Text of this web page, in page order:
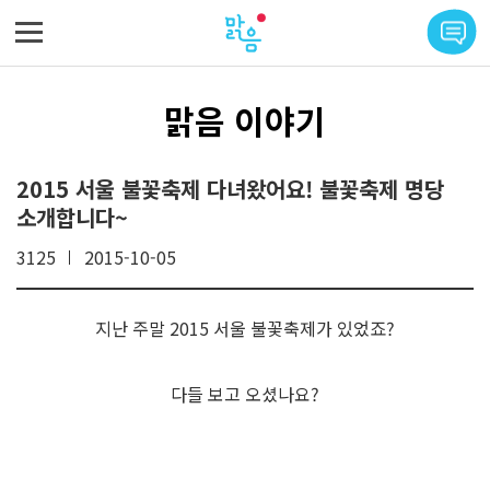
맑음 이야기
2015 서울 불꽃축제 다녀왔어요! 불꽃축제 명당
소개합니다~
3125 2015-10-05
지난 주말 2015 서울 불꽃축제가 있었죠?
다들 보고 오셨나요?